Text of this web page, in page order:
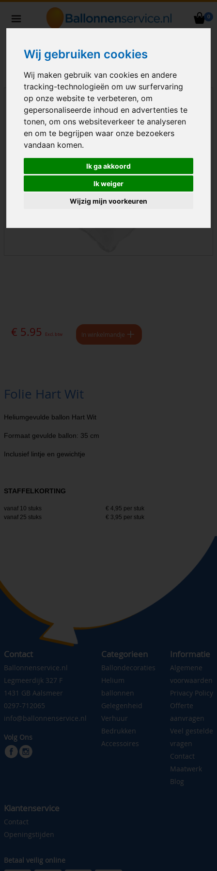
Wij gebruiken cookies
Wij maken gebruik van cookies en andere
tracking-technologieën om uw surfervaring
op onze website te verbeteren, om
gepersonaliseerde inhoud en advertenties te
tonen, om ons websiteverkeer te analyseren
en om te begrijpen waar onze bezoekers
vandaan komen.
Ik ga akkoord
Ik weiger
Wijzig mijn voorkeuren
0
Nederland
€ 5.95 Excl. btw In winkelmandje
Folie Hart Wit
Heliumgevulde ballon Hart Wit
Formaat gevulde ballon: 35 cm
Inclusief lintje en gewichtje
STAFFELKORTING
vanaf 10 stuks
€ 4,95 per stuk
vanaf 25 stuks
€ 3,95 per stuk
Contact
Ballonnenservice.nl
Legmeerdijk 327 F
1431 GB Aalsmeer
0297-712065
info@ballonnenservice.nl
Volg Ons
Categorieen
Ballondecoraties
Helium
ballonnen
Gelegenheid
Verhuur
Bedrukken
Accessoires
Informatie
Algemene
voorwaarden
Privacy Policy
Offerte
aanvragen
Veel gestelde
vragen
Contact
Maatwerk
Blog
Klantenservice
Contact
Openingstijden
Betaal veilig online